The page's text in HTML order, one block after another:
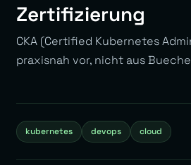
Zertifizierung
CKA (Certified Kubernetes
praxisnah vor, nicht aus
kubernetes devops cloud